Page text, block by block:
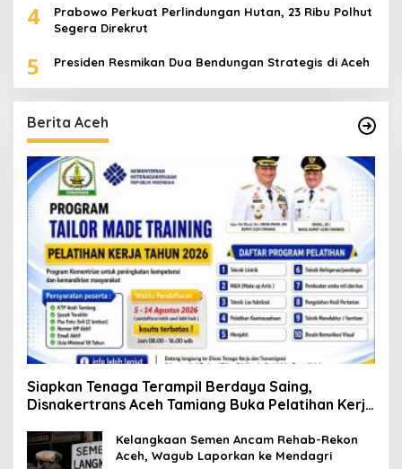
4
Prabowo Perkuat Perlindungan Hutan, 23 Ribu Polhut
Segera Direkrut
5 Presiden Resmikan Dua Bendungan Strategis di Aceh
Berita Aceh
Siapkan Tenaga Terampil Berdaya Saing,
Disnakertrans Aceh Tamiang Buka Pelatihan Kerja
Kelangkaan Semen Ancam Rehab-Rekon
Aceh, Wagub Laporkan ke Mendagri